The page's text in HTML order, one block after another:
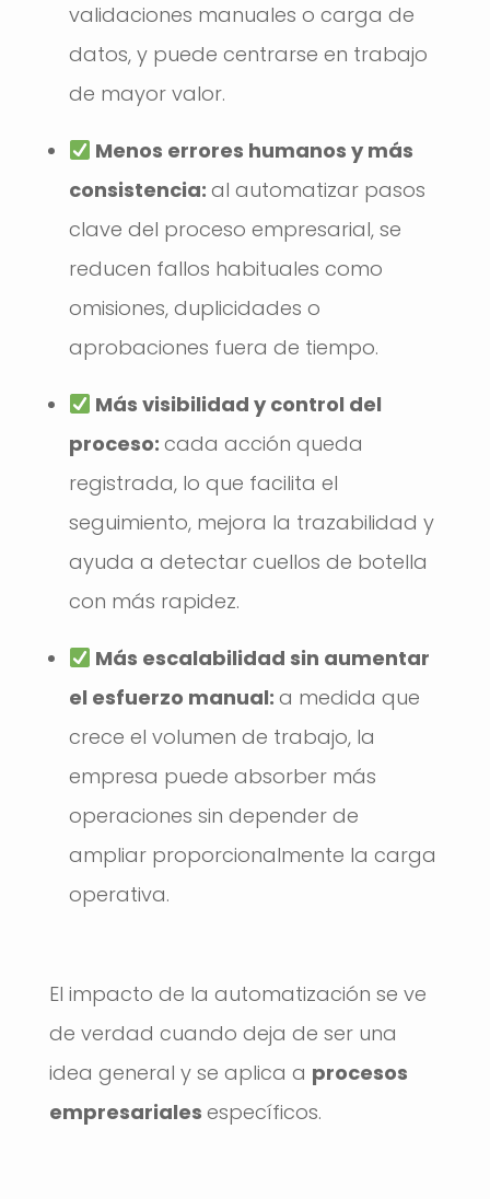
validaciones manuales o carga de
datos, y puede centrarse en trabajo
de mayor valor.
Menos errores humanos y más
consistencia: al automatizar pasos
clave del proceso empresarial, se
reducen fallos habituales como
omisiones, duplicidades o
aprobaciones fuera de tiempo.
Más visibilidad y control del
proceso: cada acción queda
registrada, lo que facilita el
seguimiento, mejora la trazabilidad y
ayuda a detectar cuellos de botella
con más rapidez.
Más escalabilidad sin aumentar
el esfuerzo manual: a medida que
crece el volumen de trabajo, la
empresa puede absorber más
operaciones sin depender de
ampliar proporcionalmente la carga
operativa.
El impacto de la automatización se ve
de verdad cuando deja de ser una
idea general y se aplica a procesos
empresariales específicos.